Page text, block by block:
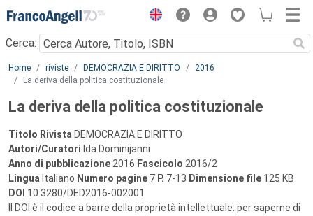
Menu
Cerca:
Main content
Home riviste DEMOCRAZIA E DIRITTO
2016
La deriva della politica costituzionale
La deriva della politica costituzionale
Titolo Rivista DEMOCRAZIA E DIRITTO
Autori/Curatori Ida Dominijanni
Anno di pubblicazione 2016 Fascicolo 2016/2
Lingua Italiano Numero pagine 7 P. 7-13 Dimensione file 125 KB
DOI 10.3280/DED2016-002001
Il DOI è il codice a barre della proprietà intellettuale: per saperne di